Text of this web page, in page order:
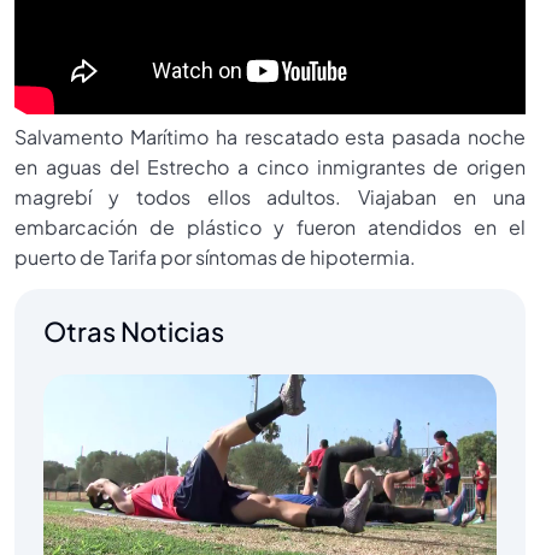
Salvamento Marítimo ha rescatado esta pasada noche
en aguas del Estrecho a cinco inmigrantes de origen
magrebí y todos ellos adultos. Viajaban en una
embarcación de plástico y fueron atendidos en el
puerto de Tarifa por síntomas de hipotermia.
Otras Noticias